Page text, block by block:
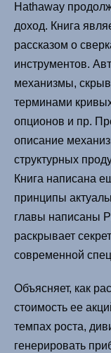
Hathaway
доход. Книга
рассказом о
инструментов.
механизмы,
терминами
опционов и пр.
описание
структурных
Книга написана
принципы
главы написаны
раскрывает
современной
Объясняет, как
стоимость ее
темпах роста,
генерировать